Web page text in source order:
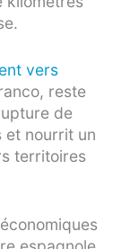
vers
reste
de
et nourrit un
territoires